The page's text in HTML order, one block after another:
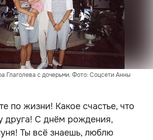
Глаголева с дочерьми. Фото: Соцсети Анны
по жизни! Какое счастье, что
друга! С днём рождения,
Ты всё знаешь, люблю